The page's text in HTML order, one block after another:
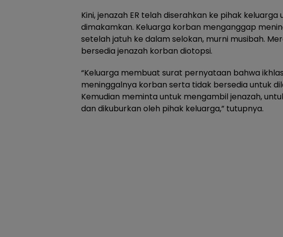
Kini, jenazah ER telah diserahkan ke pihak keluarga
dimakamkan. Keluarga korban menganggap
setelah jatuh ke dalam selokan, murni musibah.
bersedia jenazah korban diotopsi.
“Keluarga membuat surat pernyataan bahwa
meninggalnya korban serta tidak bersedia untuk
Kemudian meminta untuk mengambil jenazah,
dan dikuburkan oleh pihak keluarga,” tutupnya.